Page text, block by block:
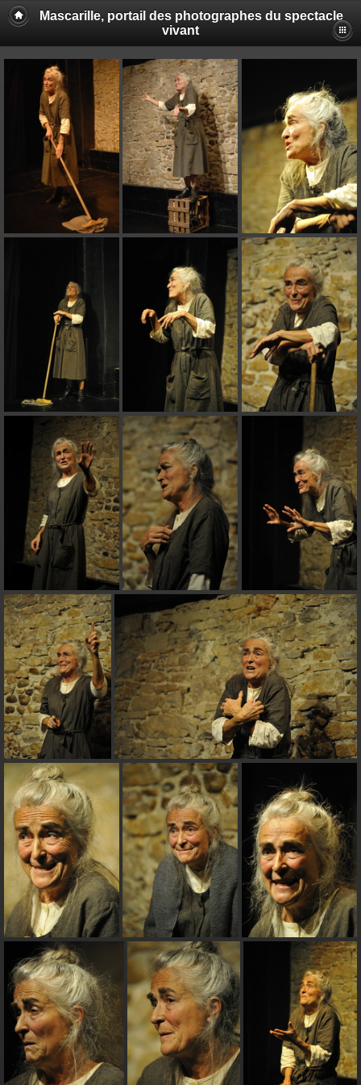
Mascarille, portail des photographes du spectacle
vivant